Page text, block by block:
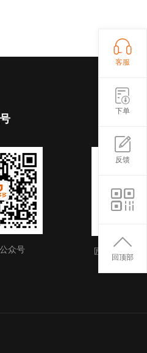
众号 匠多多APP（
客服
下单
反馈
回顶部